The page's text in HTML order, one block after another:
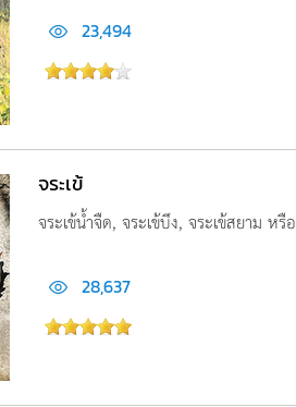
23,494
จระเข้
จระเข้น้ำจืด, จระเข้บึง, จระเข้สยาม
28,637